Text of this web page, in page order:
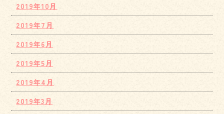
2019年10月
2019年7月
2019年6月
2019年5月
2019年4月
2019年3月